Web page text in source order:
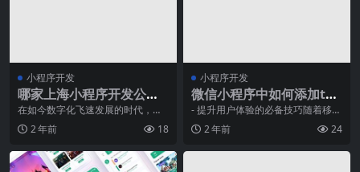
小程序开发
哪家上海小程序开发公司
的服务最专业？
在如今数字化飞速发展的时代，小
程序已经成为企业和个人不可或缺
的一部分。尤其对于上
2 年前 18
小程序开发
微信小程序中如何添加tab
bar
- 提升用户体验的必备技巧随着移动
互联网的快速发展，如今人们已经
进入了一个App
2 年前 24